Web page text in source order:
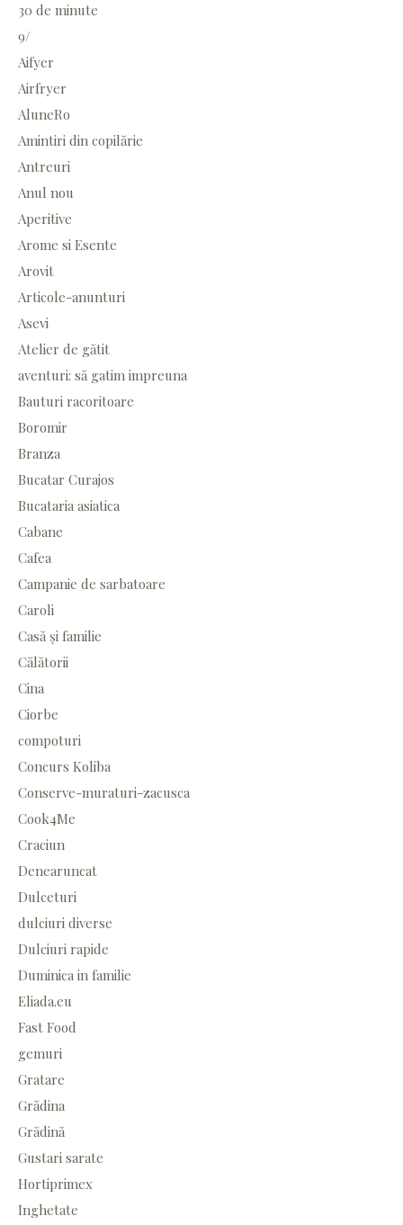
30 de minute
9/
Aifyer
Airfryer
AluneRo
Amintiri din copilărie
Antreuri
Anul nou
Aperitive
Arome si Esente
Arovit
Articole-anunturi
Asevi
Atelier de gătit
aventuri: să gatim impreuna
Bauturi racoritoare
Boromir
Branza
Bucatar Curajos
Bucataria asiatica
Cabane
Cafea
Campanie de sarbatoare
Caroli
Casă și familie
Călătorii
Cina
Ciorbe
compoturi
Concurs Koliba
Conserve-muraturi-zacusca
Cook4Me
Craciun
Denearuncat
Dulceturi
dulciuri diverse
Dulciuri rapide
Duminica in familie
Eliada.eu
Fast Food
gemuri
Gratare
Grădina
Grădină
Gustari sarate
Hortiprimex
Inghetate